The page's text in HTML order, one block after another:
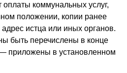
коммунальных услуг,
положении, копии ранее
истца или иных органов.
быть перечислены в конце
приложены в установленном